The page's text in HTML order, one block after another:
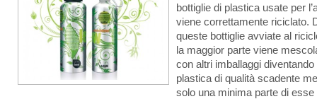
bottiglie di plastica usate per
viene correttamente riciclato.
queste bottiglie avviate al
la maggior parte viene
con altri imballaggi diventando
plastica di qualità scadente
solo una minima parte di esse